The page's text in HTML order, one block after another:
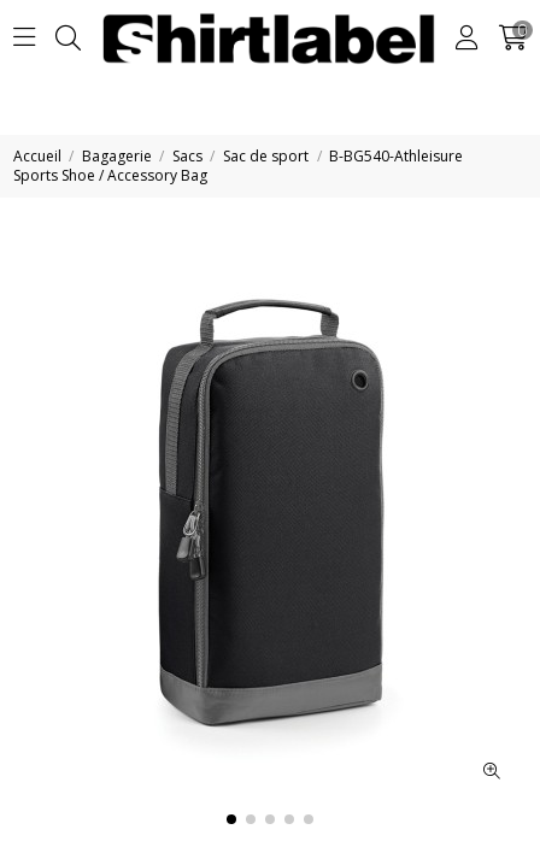
0
Accueil Bagagerie Sacs Sac de sport
B-BG540-Athleisure
Sports Shoe / Accessory Bag